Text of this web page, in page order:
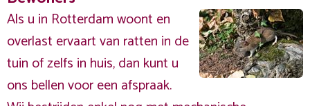
Als u in Rotterdam woont en
overlast ervaart van ratten in de
tuin of zelfs in huis, dan kunt u
ons bellen voor een afspraak.